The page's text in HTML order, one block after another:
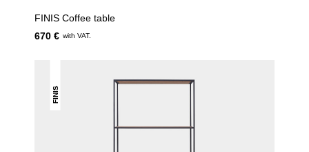
FINIS Coffee table
670 € with VAT.
FINIS